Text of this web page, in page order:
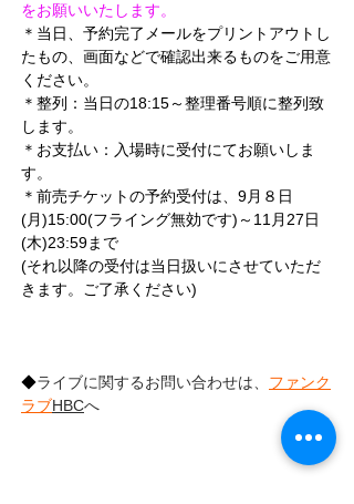
をお願いいたします。
＊当日、予約完了メールをプリントアウトし
たもの、画面などで確認出来るものをご用意
ください。
＊整列：当日の18:15～整理番号順に整列致
します。
＊お支払い：入場時に受付にてお願いしま
す。
＊前売チケットの予約受付は、9月８日
(月)15:00(フライング無効です)～11月27日
(木)23:59まで
(それ以降の受付は当日扱いにさせていただ
きます。ご了承ください)
◆ライブに関するお問い合わせは、 ファンク
ラブHBCへ